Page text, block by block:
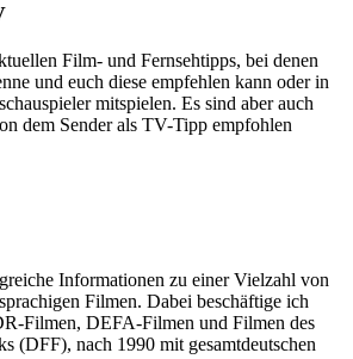
Film- und Fernsehtipps, bei denen
und euch diese empfehlen kann oder in
mitspielen. Es sind aber auch
dem Sender als TV-Tipp empfohlen
Informationen zu einer Vielzahl von
Filmen. Dabei beschäftige ich
Filmen, DEFA-Filmen und Filmen des
(DFF), nach 1990 mit gesamtdeutschen